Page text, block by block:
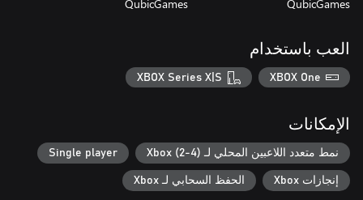
اكتشف حقائق جديدة عن العالم والكون الشاسع من حولك!
QubicGames
QubicGames
العب باستخدام
XBOX One
XBOX Series X|S
الإمكانات
نمط متعدد اللاعبين المحلي لـ Xbox (2-4) Single player
إنجازات Xbox الحفظ السحابي لـ Xbox